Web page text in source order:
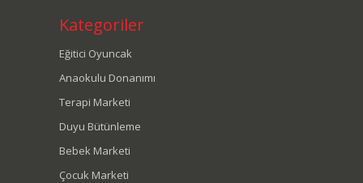
Kategoriler
Eğitici Oyuncak
Anaokulu Donanımı
Terapi Marketi
Duyu Bütünleme
Bebek Marketi
Çocuk Marketi